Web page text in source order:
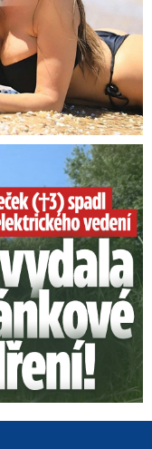
na 16 stran